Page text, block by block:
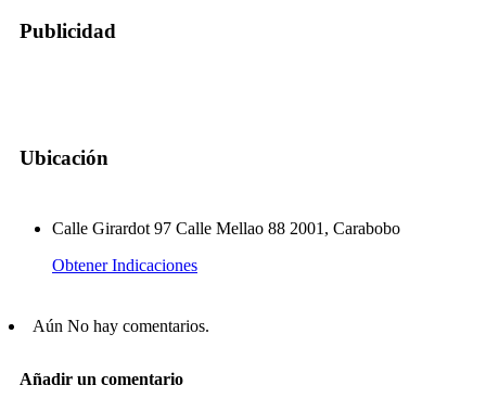
Publicidad
Ubicación
Calle Girardot 97 Calle Mellao 88 2001, Carabobo
Obtener Indicaciones
Aún No hay comentarios.
Añadir un comentario